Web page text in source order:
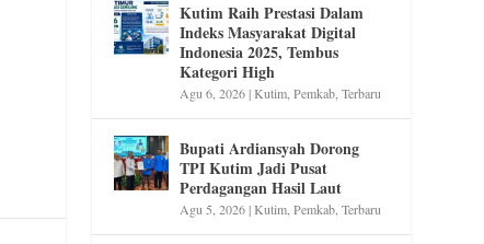
Kutim Raih Prestasi Dalam
Indeks Masyarakat Digital
Indonesia 2025, Tembus
Kategori High
Agu 6, 2026|Kutim,Pemkab,Terbaru
Bupati Ardiansyah Dorong
TPI Kutim Jadi Pusat
Perdagangan Hasil Laut
Agu 5, 2026|Kutim,Pemkab,Terbaru